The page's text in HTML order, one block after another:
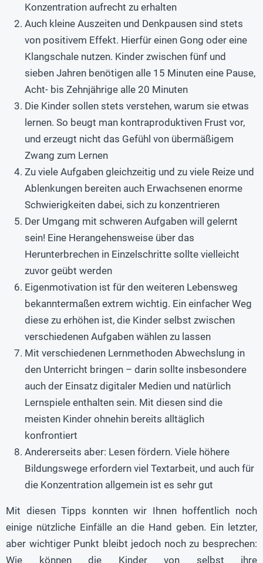
Konzentration aufrecht zu erhalten
Auch kleine Auszeiten und Denkpausen sind stets
von positivem Effekt. Hierfür einen Gong oder eine
Klangschale nutzen. Kinder zwischen fünf und
sieben Jahren benötigen alle 15 Minuten eine Pause,
Acht- bis Zehnjährige alle 20 Minuten
Die Kinder sollen stets verstehen, warum sie etwas
lernen. So beugt man kontraproduktiven Frust vor,
und erzeugt nicht das Gefühl von übermäßigem
Zwang zum Lernen
Zu viele Aufgaben gleichzeitig und zu viele Reize und
Ablenkungen bereiten auch Erwachsenen enorme
Schwierigkeiten dabei, sich zu konzentrieren
Der Umgang mit schweren Aufgaben will gelernt
sein! Eine Herangehensweise über das
Herunterbrechen in Einzelschritte sollte vielleicht
zuvor geübt werden
Eigenmotivation ist für den weiteren Lebensweg
bekanntermaßen extrem wichtig. Ein einfacher Weg
diese zu erhöhen ist, die Kinder selbst zwischen
verschiedenen Aufgaben wählen zu lassen
Mit verschiedenen Lernmethoden Abwechslung in
den Unterricht bringen – darin sollte insbesondere
auch der Einsatz digitaler Medien und natürlich
Lernspiele enthalten sein. Mit diesen sind die
meisten Kinder ohnehin bereits alltäglich
konfrontiert
Andererseits aber: Lesen fördern. Viele höhere
Bildungswege erfordern viel Textarbeit, und auch für
die Konzentration allgemein ist es sehr gut
Mit diesen Tipps konnten wir Ihnen hoffentlich noch
einige nützliche Einfälle an die Hand geben. Ein letzter,
aber wichtiger Punkt bleibt jedoch noch zu besprechen:
Wie können die Kinder von selbst ihre